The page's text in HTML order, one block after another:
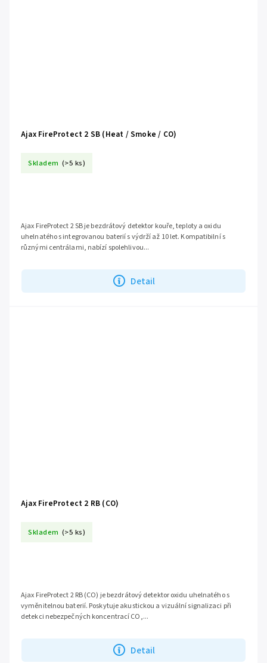
Ajax FireProtect 2 SB (Heat / Smoke / CO)
Skladem (>5 ks)
Detail
Ajax FireProtect 2 SB je bezdrátový detektor kouře, teploty a oxidu
uhelnatého s integrovanou baterií s výdrží až 10 let. Kompatibilní s
různými centrálami, nabízí spolehlivou...
Ajax FireProtect 2 RB (CO)
Skladem (>5 ks)
Detail
Ajax FireProtect 2 RB (CO) je bezdrátový detektor oxidu uhelnatého s
vyměnitelnou baterií. Poskytuje akustickou a vizuální signalizaci při
detekci nebezpečných koncentrací CO,...